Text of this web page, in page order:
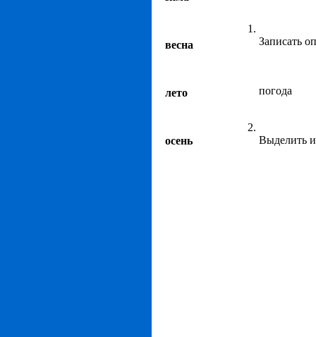
весна
лето
осень
Записать
погода
Выделить и